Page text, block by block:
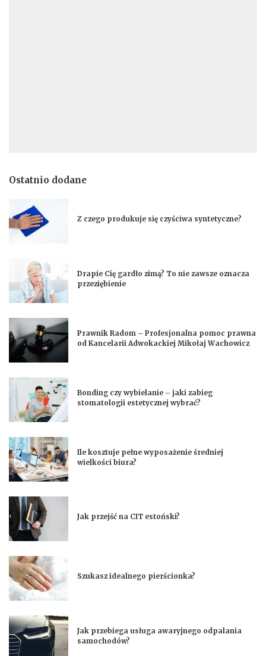
Ostatnio dodane
Z czego produkuje się czyściwa syntetyczne?
Drapie Cię gardło zimą? To nie zawsze oznacza
przeziębienie
Prawnik Radom – Profesjonalna pomoc prawna
od Kancelarii Adwokackiej Mikołaj Wachowicz
Bonding czy wybielanie – jaki zabieg
stomatologii estetycznej wybrać?
Ile kosztuje pełne wyposażenie średniej
wielkości biura?
Jak przejść na CIT estoński?
Szukasz idealnego pierścionka?
Jak przebiega usługa awaryjnego odpalania
samochodów?